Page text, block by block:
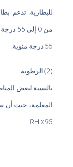
بالنسبة لبعض المناطق